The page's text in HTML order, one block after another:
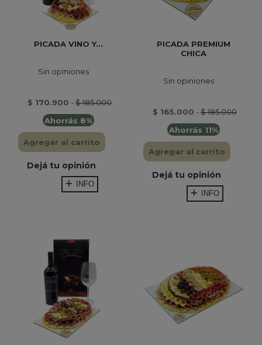
PICADA VINO Y...
Sin opiniones
$ 170.900 - $ 185.000
Ahorrás 8%
Agregar al carrito
Dejá tu opinión
INFO
PICADA PREMIUM
CHICA
Sin opiniones
$ 165.000 - $ 185.000
Ahorrás 11%
Agregar al carrito
Dejá tu opinión
INFO